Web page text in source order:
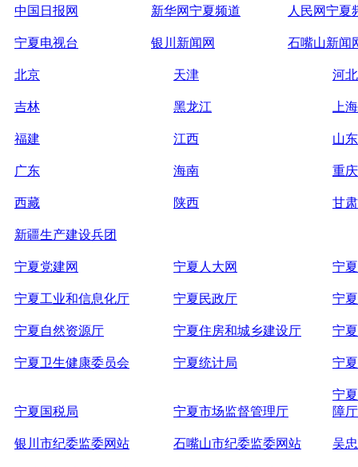
中国日报网 新华网宁夏频道 人民网宁夏
宁夏电视台 银川新闻网 石嘴山新闻
北京 天津 河北
吉林 黑龙江 上海
福建 江西 山东
广东 海南 重庆
西藏 陕西 甘肃
新疆生产建设兵团
宁夏党建网 宁夏人大网 宁
宁夏工业和信息化厅 宁夏民政厅 宁
宁夏自然资源厅 宁夏住房和城乡建设厅 宁
宁夏卫生健康委员会 宁夏统计局 宁
宁夏国税局 宁夏市场监督管理厅
宁
障厅
银川市纪委监委网站 石嘴山市纪委监委网站 吴